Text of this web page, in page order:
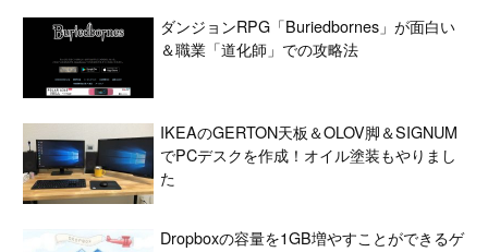
ダンジョンRPG「Buriedbornes」が面白い
＆職業「道化師」での攻略法
IKEAのGERTON天板＆OLOV脚＆SIGNUM
でPCデスクを作成！オイル塗装もやりまし
た
Dropboxの容量を1GB増やすことができるゲ